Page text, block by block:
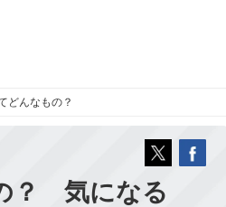
どんなもの？
？ 気になる